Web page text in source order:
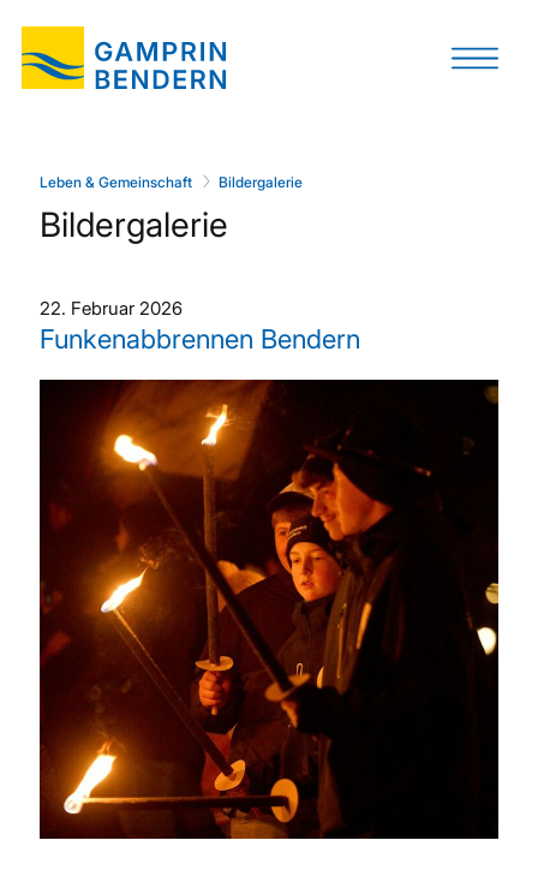
Leben & Gemeinschaft Bildergalerie
Bildergalerie
22. Februar 2026
Funkenabbrennen Bendern